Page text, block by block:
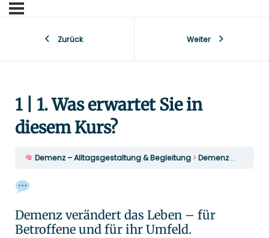
Zurück Weiter
1 | 1. Was erwartet Sie in
diesem Kurs?
​ Demenz – Alltagsgestaltung & Begleitung Demenz verstehen
Demenz verändert das Leben – für
Betroffene und für ihr Umfeld.